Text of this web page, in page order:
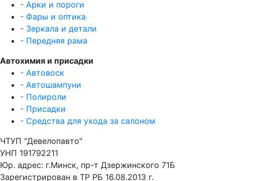
- Арки и пороги
- Фары и оптика
- Зеркала и детали
- Передняя рама
Автохимия и присадки
- Автовоск
- Автошампуни
- Полироли
- Присадки
- Средства для ухода за салоном
ЧТУП "Девелопавто"
УНП 191792211
Юр. адрес: г.Минск, пр-т Дзержинского 71Б
Зарегистрирован в ТР РБ 16.08.2013 г.